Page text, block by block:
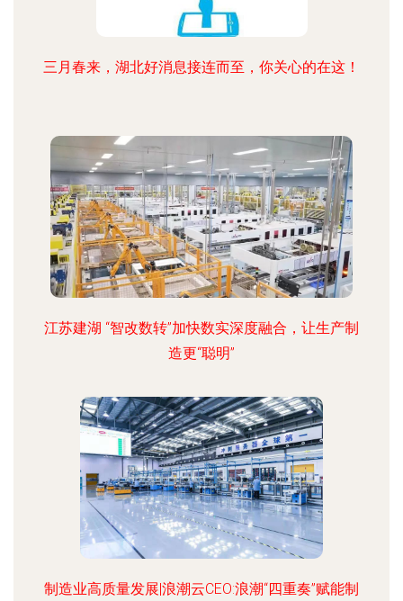
三月春来，湖北好消息接连而至，你关心的在这！
江苏建湖 “智改数转”加快数实深度融合，让生产制
造更“聪明”
制造业高质量发展|浪潮云CEO:浪潮“四重奏”赋能制